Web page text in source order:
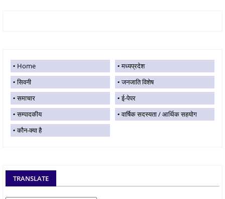
Home
मध्यप्रदेश
सिवनी
जनजाति विशेष
समाचार
ई-पेपर
सम्पादकीय
वार्षिक सदस्यता / आर्थिक सहयोग
कौन-क्या है
TRANSLATE